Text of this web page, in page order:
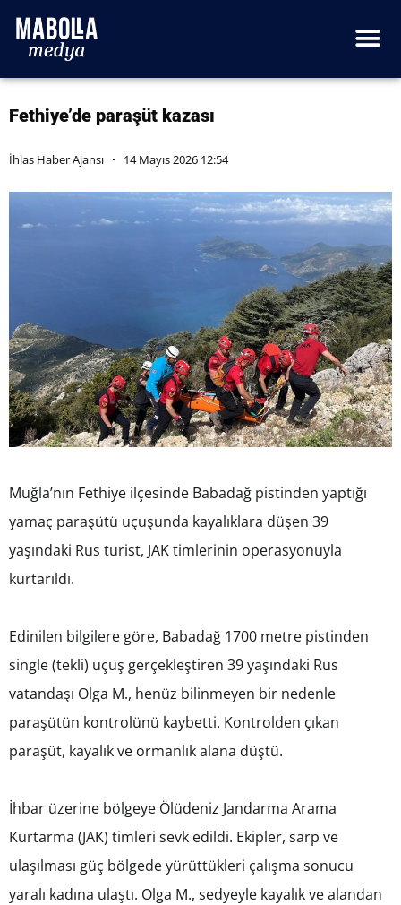
Fethiye’de paraşüt kazası
İhlas Haber Ajansı 14 Mayıs 2026 12:54
Muğla’nın Fethiye ilçesinde Babadağ pistinden yaptığı
yamaç paraşütü uçuşunda kayalıklara düşen 39
yaşındaki Rus turist, JAK timlerinin operasyonuyla
kurtarıldı.
Edinilen bilgilere göre, Babadağ 1700 metre pistinden
single (tekli) uçuş gerçekleştiren 39 yaşındaki Rus
vatandaşı Olga M., henüz bilinmeyen bir nedenle
paraşütün kontrolünü kaybetti. Kontrolden çıkan
paraşüt, kayalık ve ormanlık alana düştü.
İhbar üzerine bölgeye Ölüdeniz Jandarma Arama
Kurtarma (JAK) timleri sevk edildi. Ekipler, sarp ve
ulaşılması güç bölgede yürüttükleri çalışma sonucu
yaralı kadına ulaştı. Olga M., sedyeyle kayalık ve alandan